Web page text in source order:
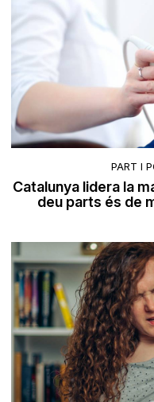
PART I
Catalunya lidera la
deu parts és de